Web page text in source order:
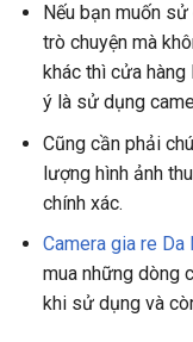
Nếu bạn muốn
trò chuyện mà
khác thì cửa
ý là sử dụng
Cũng cần phải
lượng hình ảnh
chính xác.
Camera gia re Da
mua những dòng
khi sử dụng và